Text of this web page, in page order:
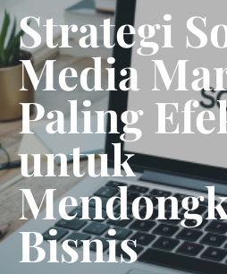
Strategi
Media
Paling
untuk
Bisnis